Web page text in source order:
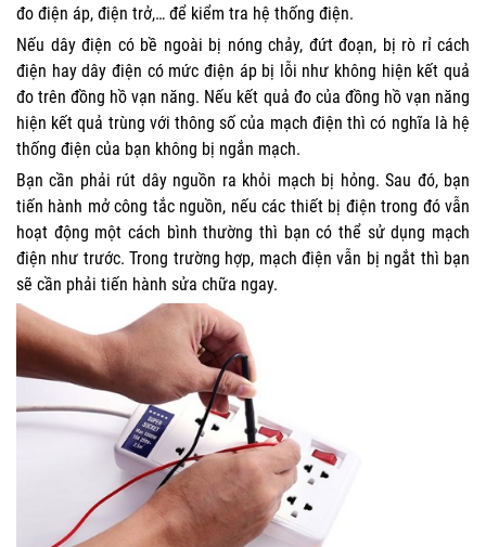
đo điện áp, điện trở,… để kiểm tra hệ thống điện.
Nếu dây điện có bề ngoài bị nóng chảy, đứt đoạn, bị rò rỉ cách
điện hay dây điện có mức điện áp bị lỗi như không hiện kết quả
đo trên đồng hồ vạn năng. Nếu kết quả đo của đồng hồ vạn năng
hiện kết quả trùng với thông số của mạch điện thì có nghĩa là hệ
thống điện của bạn không bị ngắn mạch.
Bạn cần phải rút dây nguồn ra khỏi mạch bị hỏng. Sau đó, bạn
tiến hành mở công tắc nguồn, nếu các thiết bị điện trong đó vẫn
hoạt động một cách bình thường thì bạn có thể sử dụng mạch
điện như trước. Trong trường hợp, mạch điện vẫn bị ngắt thì bạn
sẽ cần phải tiến hành sửa chữa ngay.